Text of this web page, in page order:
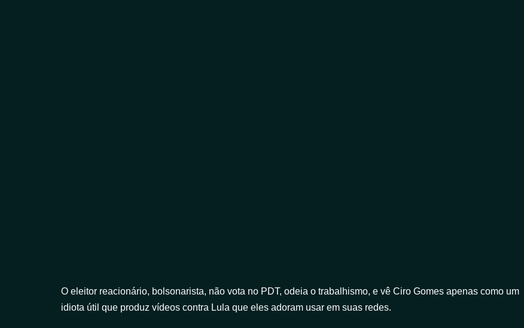
O eleitor reacionário, bolsonarista, não vota no PDT, odeia o trabalhismo, e vê Ciro Gomes apenas como um
idiota útil que produz vídeos contra Lula que eles adoram usar em suas redes.